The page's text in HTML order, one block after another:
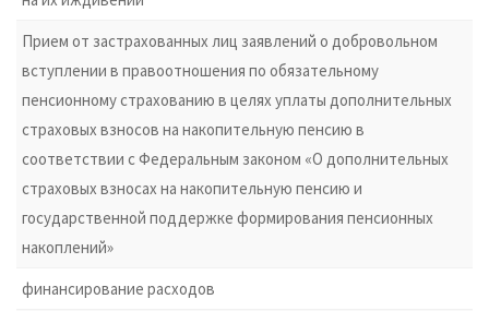
Прием от застрахованных лиц заявлений о добровольном
вступлении в правоотношения по обязательному
пенсионному страхованию в целях уплаты дополнительных
страховых взносов на накопительную пенсию в
соответствии с Федеральным законом «О дополнительных
страховых взносах на накопительную пенсию и
государственной поддержке формирования пенсионных
накоплений»
финансирование расходов